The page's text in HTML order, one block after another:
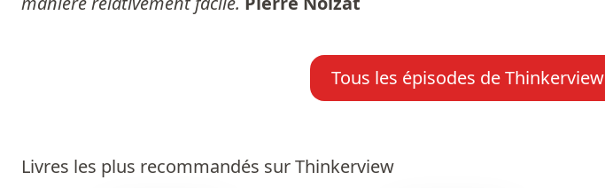
Tous les épisodes de Thinkerview
Livres les plus recommandés sur Thinkerview